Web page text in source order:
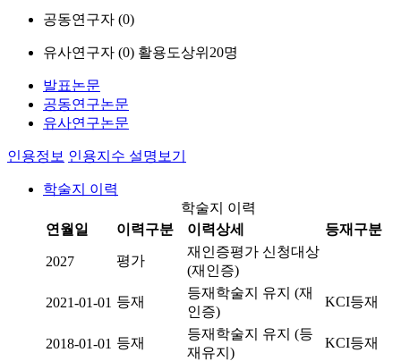
공동연구자 (0)
유사연구자 (0) 활용도상위20명
발표논문
공동연구논문
유사연구논문
인용정보 인용지수 설명보기
학술지 이력
학술지 이력
연월일
이력구분 이력상세 등재구분
2027 평가
재인증평가 신청대상
(재인증)
2021-01-01 등재
등재학술지 유지 (재
인증)
KCI등재
2018-01-01 등재
등재학술지 유지 (등
재유지)
KCI등재